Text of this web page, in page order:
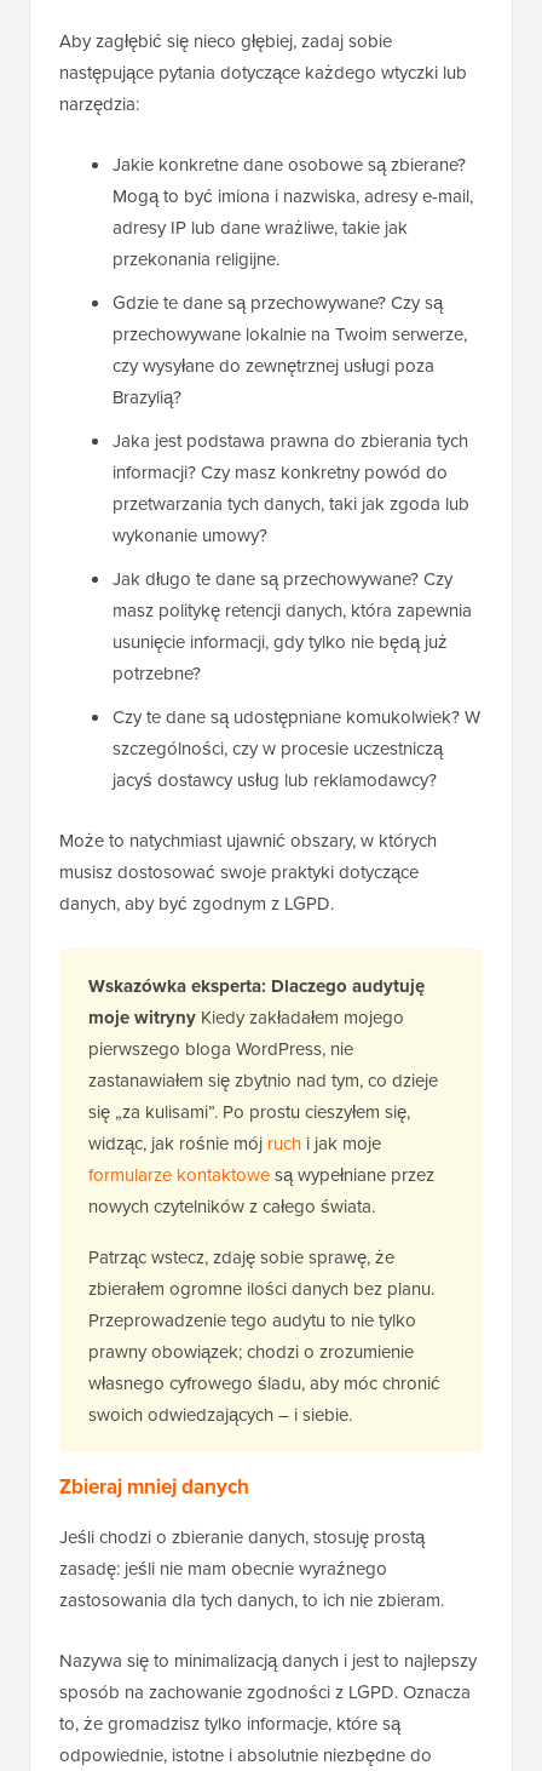
Aby zagłębić się nieco głębiej, zadaj sobie
następujące pytania dotyczące każdego wtyczki lub
narzędzia:
Jakie konkretne dane osobowe są zbierane?
Mogą to być imiona i nazwiska, adresy e-mail,
adresy IP lub dane wrażliwe, takie jak
przekonania religijne.
Gdzie te dane są przechowywane? Czy są
przechowywane lokalnie na Twoim serwerze,
czy wysyłane do zewnętrznej usługi poza
Brazylią?
Jaka jest podstawa prawna do zbierania tych
informacji? Czy masz konkretny powód do
przetwarzania tych danych, taki jak zgoda lub
wykonanie umowy?
Jak długo te dane są przechowywane? Czy
masz politykę retencji danych, która zapewnia
usunięcie informacji, gdy tylko nie będą już
potrzebne?
Czy te dane są udostępniane komukolwiek? W
szczególności, czy w procesie uczestniczą
jacyś dostawcy usług lub reklamodawcy?
Może to natychmiast ujawnić obszary, w których
musisz dostosować swoje praktyki dotyczące
danych, aby być zgodnym z LGPD.
Wskazówka eksperta: Dlaczego audytuję
moje witryny Kiedy zakładałem mojego
pierwszego bloga WordPress, nie
zastanawiałem się zbytnio nad tym, co dzieje
się „za kulisami”. Po prostu cieszyłem się,
widząc, jak rośnie mój ruch i jak moje
formularze kontaktowesą wypełniane przez
nowych czytelników z całego świata.
Patrząc wstecz, zdaję sobie sprawę, że
zbierałem ogromne ilości danych bez planu.
Przeprowadzenie tego audytu to nie tylko
prawny obowiązek; chodzi o zrozumienie
własnego cyfrowego śladu, aby móc chronić
swoich odwiedzających – i siebie.
Zbieraj mniej danych
Jeśli chodzi o zbieranie danych, stosuję prostą
zasadę: jeśli nie mam obecnie wyraźnego
zastosowania dla tych danych, to ich nie zbieram.
Nazywa się to minimalizacją danych i jest to najlepszy
sposób na zachowanie zgodności z LGPD. Oznacza
to, że gromadzisz tylko informacje, które są
odpowiednie, istotne i absolutnie niezbędne do